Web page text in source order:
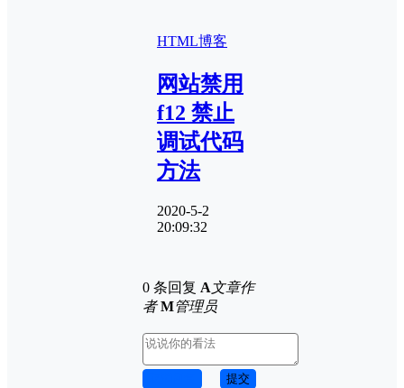
HTML博客
网站禁用
f12 禁止
调试代码
方法
2020-5-2
20:09:32
0 条回复 A文章作
者 M管理员
提交